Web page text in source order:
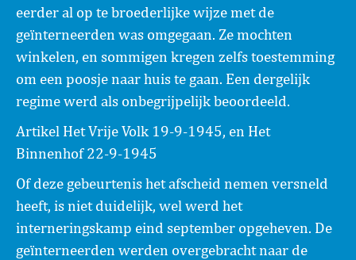
eerder al op te broederlijke wijze met de
geïnterneerden was omgegaan. Ze mochten
winkelen, en sommigen kregen zelfs toestemming
om een poosje naar huis te gaan. Een dergelijk
regime werd als onbegrijpelijk beoordeeld.
Artikel Het Vrije Volk 19-9-1945, en Het
Binnenhof 22-9-1945
Of deze gebeurtenis het afscheid nemen versneld
heeft, is niet duidelijk, wel werd het
interneringskamp eind september opgeheven. De
geïnterneerden werden overgebracht naar de